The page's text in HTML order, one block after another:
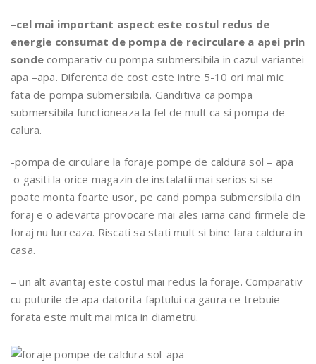
–cel mai important aspect este costul redus de
energie consumat de pompa de recirculare a apei prin
sondecomparativ cu pompa submersibila in cazul variantei
apa –apa. Diferenta de cost este intre 5-10 ori mai mic
fata de pompa submersibila. Ganditiva ca pompa
submersibila functioneaza la fel de mult ca si pompa de
calura.
-pompa de circulare la foraje pompe de caldura sol – apa
o gasiti la orice magazin de instalatii mai serios si se
poate monta foarte usor, pe cand pompa submersibila din
foraj e o adevarta provocare mai ales iarna cand firmele de
foraj nu lucreaza. Riscati sa stati mult si bine fara caldura in
casa.
– un alt avantaj este costul mai redus la foraje. Comparativ
cu puturile de apa datorita faptului ca gaura ce trebuie
forata este mult mai mica in diametru.